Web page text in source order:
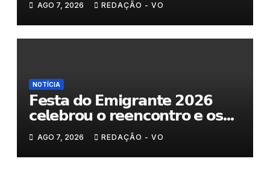
AGO 7, 2026 REDAÇÃO - VO
NOTÍCIA
𝗙𝗲𝘀𝘁𝗮 𝗱𝗼 𝗘𝗺𝗶𝗴𝗿𝗮𝗻𝘁𝗲 𝟮𝟬𝟮𝟲
𝗰𝗲𝗹𝗲𝗯𝗿𝗼𝘂 𝗼 𝗿𝗲𝗲𝗻𝗰𝗼𝗻𝘁𝗿𝗼 𝗲 𝗼𝘀
𝗹𝗮𝗰̧𝗼𝘀 𝗾𝘂𝗲 𝘂𝗻𝗲𝗺 𝗠𝘂𝗿𝗰̧𝗮
AGO 7, 2026 REDAÇÃO - VO